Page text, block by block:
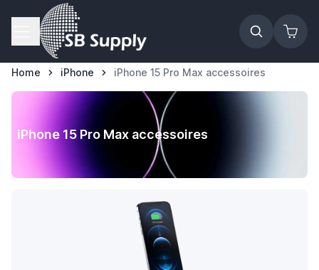
Ga naar de inhoud
Home iPhone iPhone 15 Pro Max accessoires
iPhone 15 Pro Max accessoires